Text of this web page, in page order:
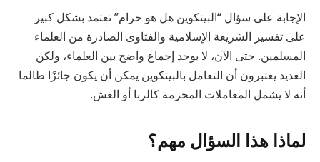
الإجابة على سؤال “البيتكوين هل هو حرام” تعتمد بشكل كبير
على تفسير الشريعة الإسلامية والفتاوى الصادرة من العلماء
المسلمين. حتى الآن، لا يوجد إجماع واضح بين العلماء، ولكن
العديد يعتبرون أن التعامل بالبيتكوين يمكن أن يكون جائزًا طالما
أنه لا يشمل المعاملات المحرمة كالربا أو الغش.
لماذا هذا السؤال مهم؟